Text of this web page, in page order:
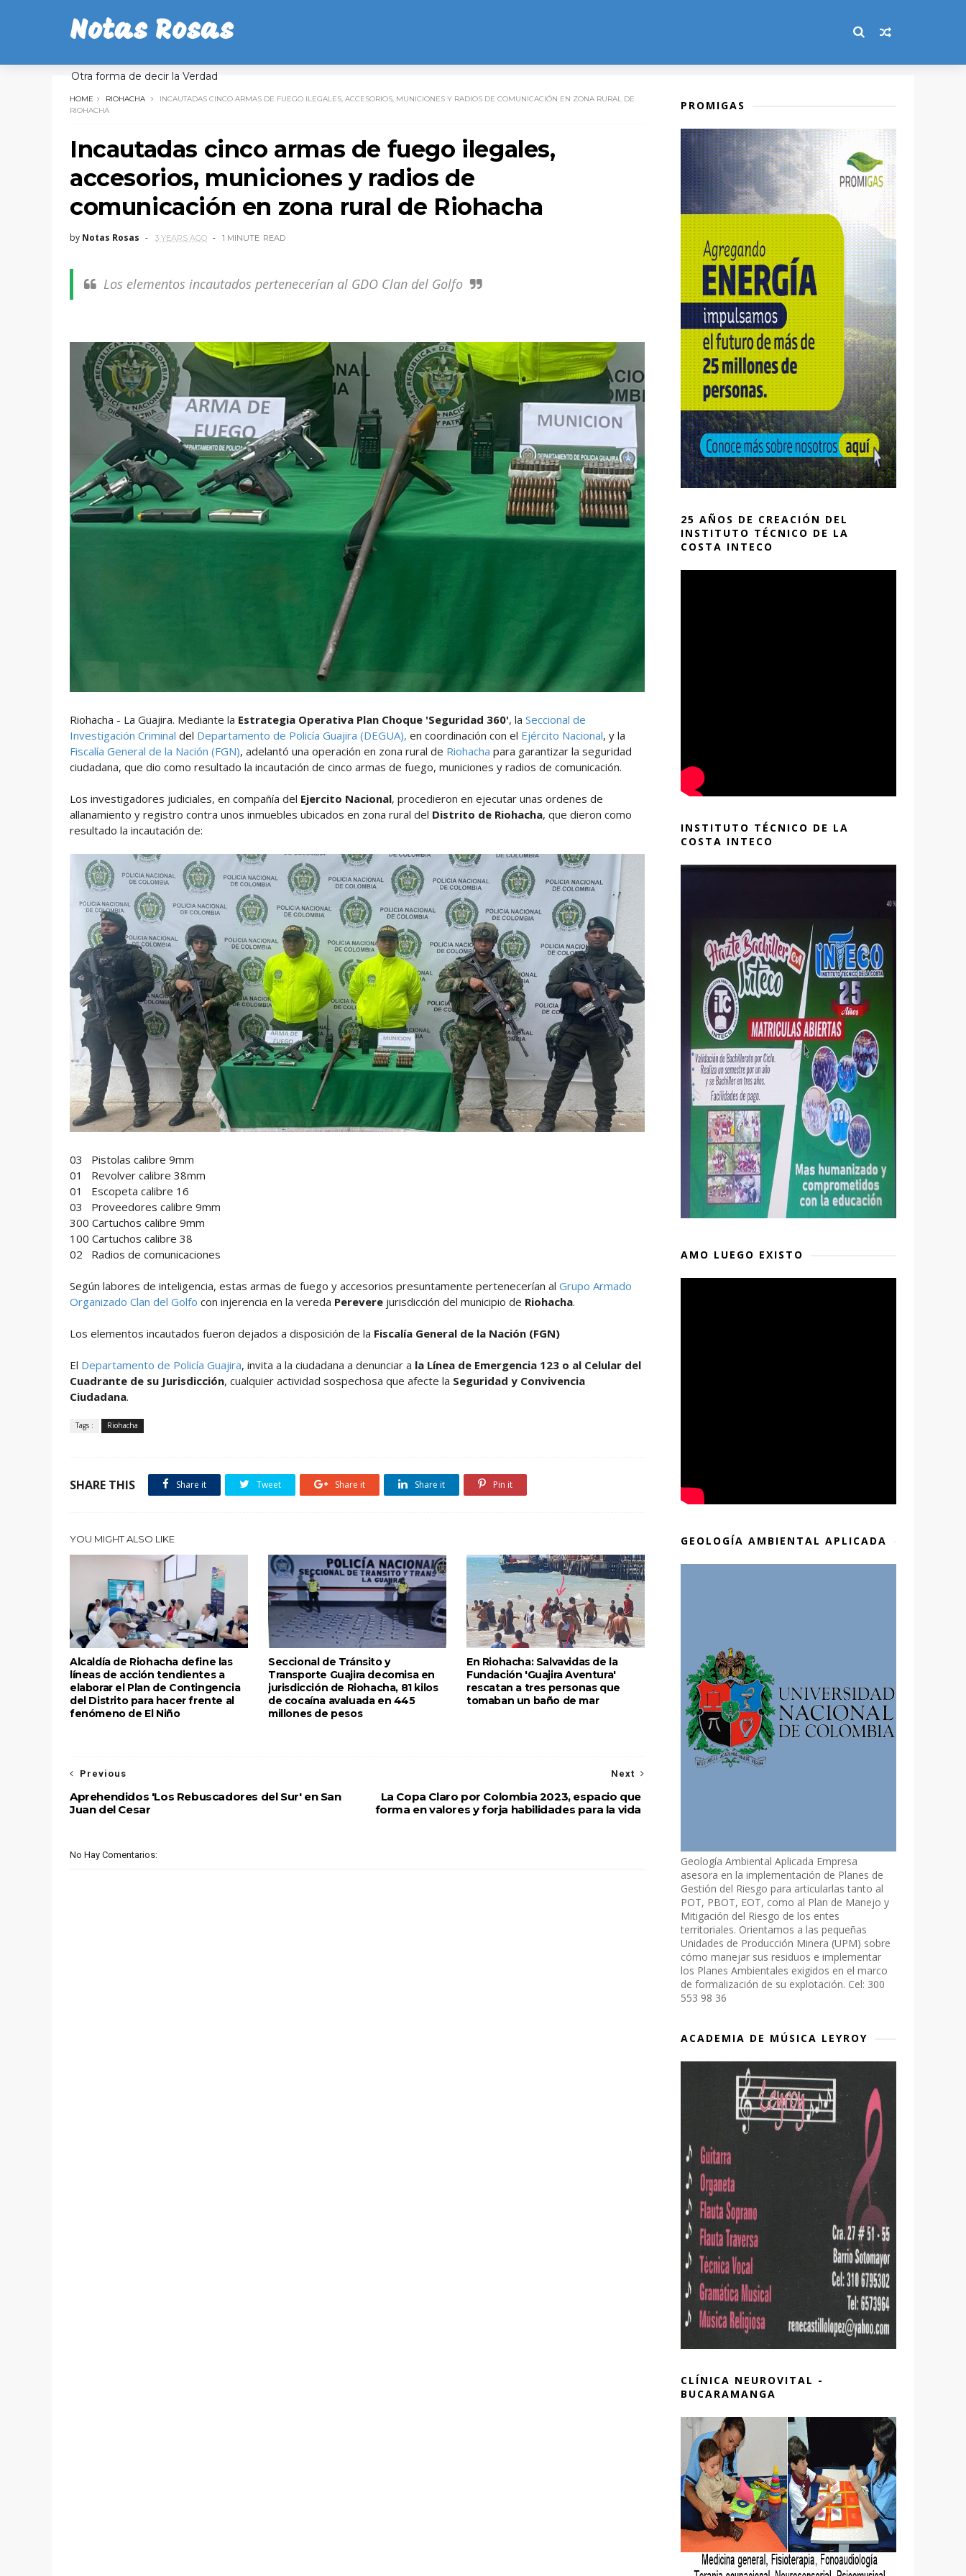
Notas Rosas
Otra forma de decir la Verdad
HOME RIOHACHA
INCAUTADAS CINCO ARMAS DE FUEGO ILEGALES, ACCESORIOS, MUNICIONES Y RADIOS DE COMUNICACIÓN EN ZONA RURAL DE
RIOHACHA
Incautadas cinco armas de fuego ilegales,
accesorios, municiones y radios de
comunicación en zona rural de Riohacha
by Notas Rosas 3 YEARS AGO 1 MINUTE READ
Los elementos incautados pertenecerían al GDO Clan del Golfo
Riohacha - La Guajira. Mediante la Estrategia Operativa Plan Choque 'Seguridad 360', la Seccional de
Investigación Criminal del Departamento de Policía Guajira (DEGUA), en coordinación con el Ejército Nacional, y la
Fiscalía General de la Nación (FGN), adelantó una operación en zona rural de Riohacha para garantizar la seguridad
ciudadana, que dio como resultado la incautación de cinco armas de fuego, municiones y radios de comunicación.
Los investigadores judiciales, en compañía del Ejercito Nacional, procedieron en ejecutar unas ordenes de
allanamiento y registro contra unos inmuebles ubicados en zona rural del Distrito de Riohacha, que dieron como
resultado la incautación de:
03 Pistolas calibre 9mm
01 Revolver calibre 38mm
01 Escopeta calibre 16
03 Proveedores calibre 9mm
300 Cartuchos calibre 9mm
100 Cartuchos calibre 38
02 Radios de comunicaciones
Según labores de inteligencia, estas armas de fuego y accesorios presuntamente pertenecerían al Grupo Armado
Organizado Clan del Golfo con injerencia en la vereda Perevere jurisdicción del municipio de Riohacha.
Los elementos incautados fueron dejados a disposición de la Fiscalía General de la Nación (FGN)
El Departamento de Policía Guajira, invita a la ciudadana a denunciar a la Línea de Emergencia 123 o al Celular del
Cuadrante de su Jurisdicción, cualquier actividad sospechosa que afecte la Seguridad y Convivencia
Ciudadana.
Tags : Riohacha
SHARE THIS Share it Tweet Share it Share it Pin it
YOU MIGHT ALSO LIKE
Alcaldía de Riohacha define las
líneas de acción tendientes a
elaborar el Plan de Contingencia
del Distrito para hacer frente al
fenómeno de El Niño
Seccional de Tránsito y
Transporte Guajira decomisa en
jurisdicción de Riohacha, 81 kilos
de cocaína avaluada en 445
millones de pesos
En Riohacha: Salvavidas de la
Fundación 'Guajira Aventura'
rescatan a tres personas que
tomaban un baño de mar
Next
La Copa Claro por Colombia 2023, espacio que
forma en valores y forja habilidades para la vida
Previous
Aprehendidos 'Los Rebuscadores del Sur' en San
Juan del Cesar
No Hay Comentarios:
PROMIGAS
25 AÑOS DE CREACIÓN DEL
INSTITUTO TÉCNICO DE LA
COSTA INTECO
INSTITUTO TÉCNICO DE LA
COSTA INTECO
AMO LUEGO EXISTO
GEOLOGÍA AMBIENTAL APLICADA
Geología Ambiental Aplicada Empresa
asesora en la implementación de Planes de
Gestión del Riesgo para articularlas tanto al
POT, PBOT, EOT, como al Plan de Manejo y
Mitigación del Riesgo de los entes
territoriales. Orientamos a las pequeñas
Unidades de Producción Minera (UPM) sobre
cómo manejar sus residuos e implementar
los Planes Ambientales exigidos en el marco
de formalización de su explotación. Cel: 300
553 98 36
ACADEMIA DE MÚSICA LEYROY
CLÍNICA NEUROVITAL -
BUCARAMANGA